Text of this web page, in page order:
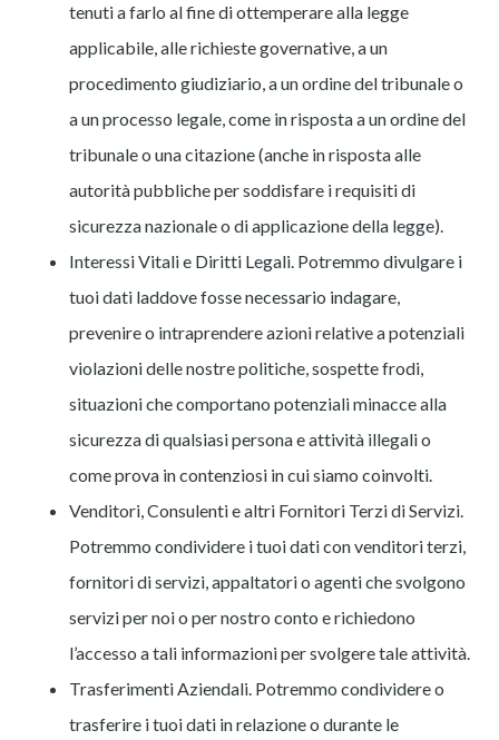
tenuti a farlo al fine di ottemperare alla legge
applicabile, alle richieste governative, a un
procedimento giudiziario, a un ordine del tribunale o
a un processo legale, come in risposta a un ordine del
tribunale o una citazione (anche in risposta alle
autorità pubbliche per soddisfare i requisiti di
sicurezza nazionale o di applicazione della legge).
Interessi Vitali e Diritti Legali. Potremmo divulgare i
tuoi dati laddove fosse necessario indagare,
prevenire o intraprendere azioni relative a potenziali
violazioni delle nostre politiche, sospette frodi,
situazioni che comportano potenziali minacce alla
sicurezza di qualsiasi persona e attività illegali o
come prova in contenziosi in cui siamo coinvolti.
Venditori, Consulenti e altri Fornitori Terzi di Servizi.
Potremmo condividere i tuoi dati con venditori terzi,
fornitori di servizi, appaltatori o agenti che svolgono
servizi per noi o per nostro conto e richiedono
l’accesso a tali informazioni per svolgere tale attività.
Trasferimenti Aziendali. Potremmo condividere o
trasferire i tuoi dati in relazione o durante le